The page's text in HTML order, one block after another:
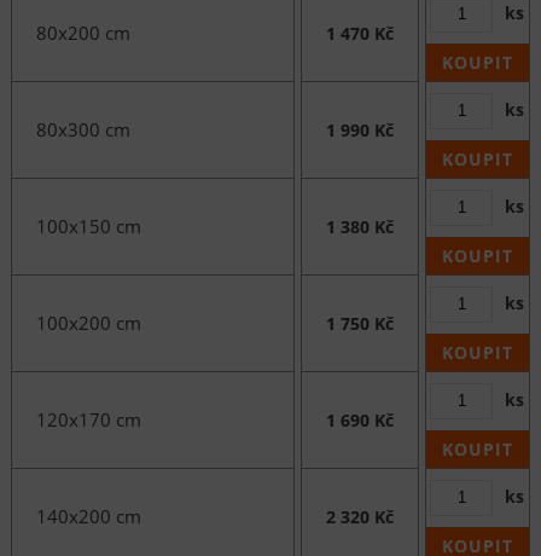
80x200 cm 1 470 Kč
ks
KOUPIT
80x300 cm 1 990 Kč
ks
KOUPIT
100x150 cm 1 380 Kč
ks
KOUPIT
100x200 cm 1 750 Kč
ks
KOUPIT
120x170 cm 1 690 Kč
ks
KOUPIT
140x200 cm 2 320 Kč
ks
KOUPIT